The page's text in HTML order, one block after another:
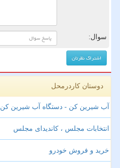
سوال:
دوستان کاردرمحل
آب شیرین کن - دستگاه آب شیرین کن
انتخابات مجلس ، کاندیدای مجلس
خرید و فروش خودرو